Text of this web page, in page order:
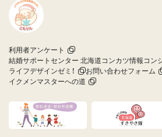
利用者アンケート
結婚サポートセンター 北海道コンカツ情報コン
ライフデザインゼミ！
お問い合わせフォーム
イクメンマスターへの道